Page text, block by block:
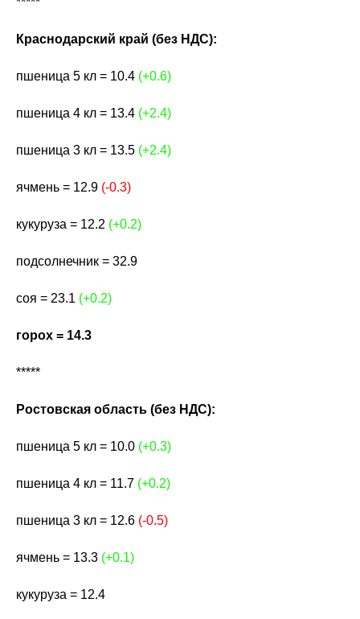
Краснодарский край (без НДС):
пшеница 5 кл = 10.4 (+0.6)
пшеница 4 кл = 13.4 (+2.4)
пшеница 3 кл = 13.5 (+2.4)
ячмень = 12.9 (-0.3)
кукуруза = 12.2 (+0.2)
подсолнечник = 32.9
соя = 23.1 (+0.2)
горох = 14.3
*****
Ростовская область (без НДС):
пшеница 5 кл = 10.0 (+0.3)
пшеница 4 кл = 11.7 (+0.2)
пшеница 3 кл = 12.6 (-0.5)
ячмень = 13.3 (+0.1)
кукуруза = 12.4